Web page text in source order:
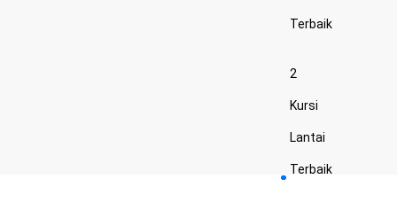
Terbaik
2
Kursi
Lantai
Terbaik